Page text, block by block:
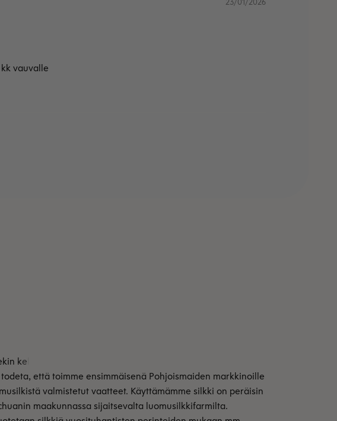
23/01/2026
vauvalle
että toimme ensimmäisenä Pohjoismaiden markkinoille
valmistetut vaatteet. Käyttämämme silkki on peräisin
maakunnassa sijaitsevalta luomusilkkifarmilta.